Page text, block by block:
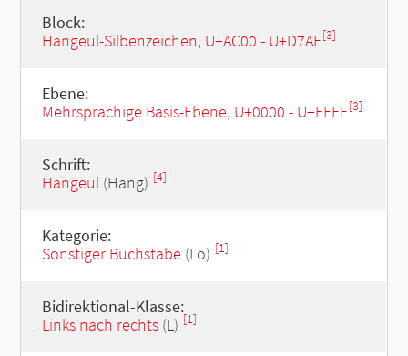
Block:
Hangeul-Silbenzeichen, U+AC00 - U+D7AF[3]
Ebene:
Mehrsprachige Basis-Ebene, U+0000 - U+FFFF[3]
Schrift:
Hangeul(Hang) [4]
Kategorie:
Sonstiger Buchstabe (Lo) [1]
Bidirektional-Klasse:
Links nach rechts(L) [1]